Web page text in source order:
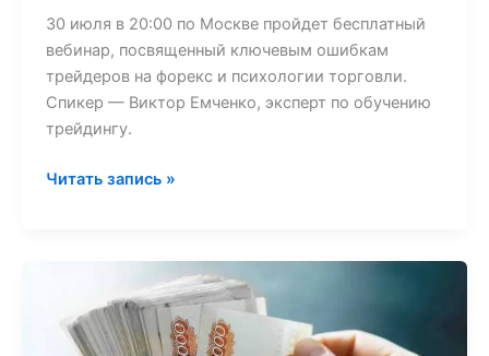
30 июля в 20:00 по Москве пройдет бесплатный
вебинар, посвященный ключевым ошибкам
трейдеров на форекс и психологии торговли.
Спикер — Виктор Емченко, эксперт по обучению
трейдингу.
Читать запись »
подешевеет: